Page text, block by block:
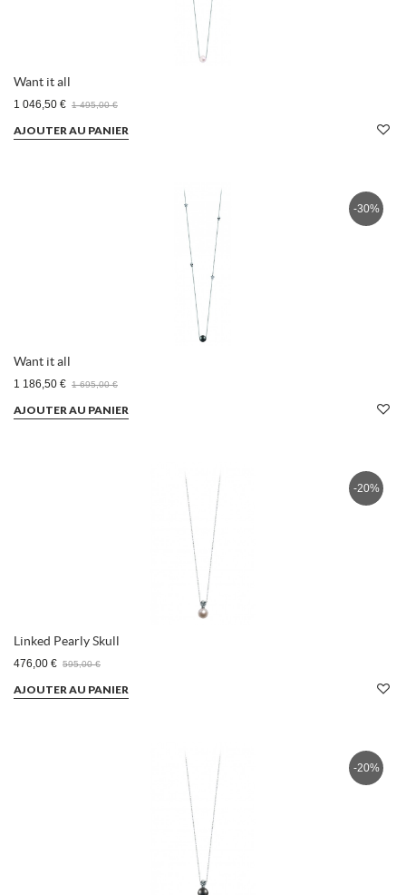
Want it all
1 046,50 € 1 495,00 €
AJOUTER AU PANIER
Want it all
1 186,50 € 1 695,00 €
-30%
AJOUTER AU PANIER
Linked Pearly Skull
476,00 € 595,00 €
-20%
AJOUTER AU PANIER
-20%